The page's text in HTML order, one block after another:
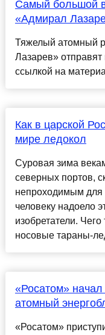
Самый большой
«Адмирал
Тяжелый атомный
Лазарев»
ссылкой на
Как в царской
мире ледокол
Суровая зима
северных портов,
непроходимым для
человеку надоело
изобретатели.
носовые тараны-
«Росатом»
атомный
«Росатом»